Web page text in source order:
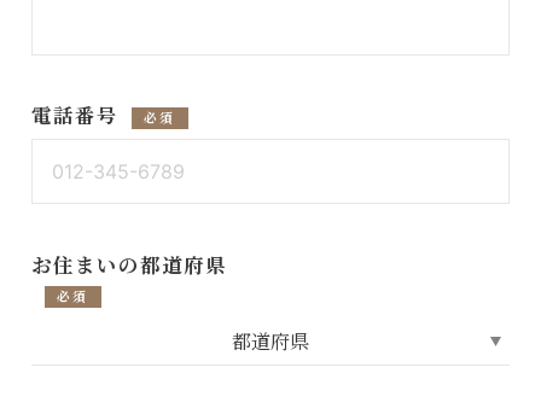
電話番号 必須
お住まいの都道府県
必須